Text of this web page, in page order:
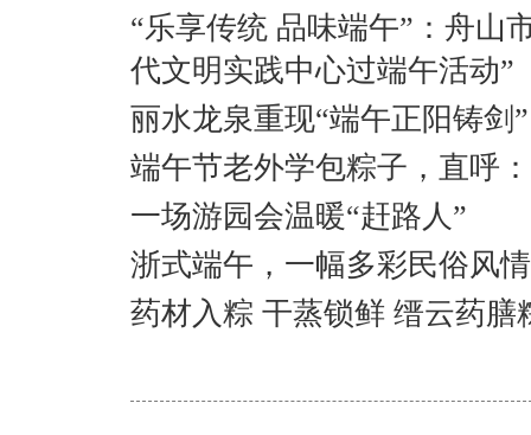
“乐享传统 品味端午”：舟山
代文明实践中心过端午活动”
丽水龙泉重现“端午正阳铸剑
端午节老外学包粽子，直呼
一场游园会温暖“赶路人”
浙式端午，一幅多彩民俗风
药材入粽 干蒸锁鲜 缙云药膳